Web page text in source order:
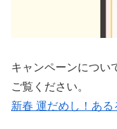
キャンペーンについ
ご覧ください。
新春 運だめし！あ